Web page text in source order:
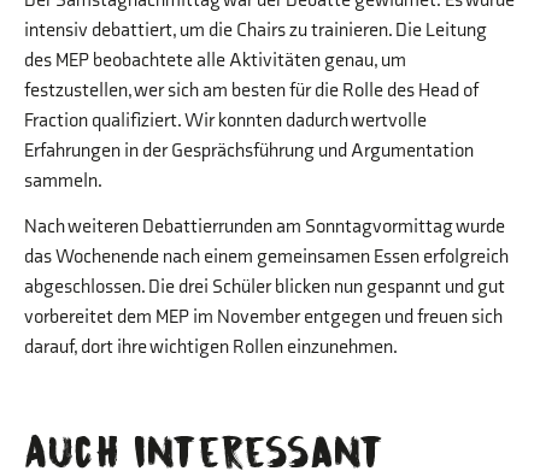
intensiv debattiert, um die Chairs zu trainieren. Die Leitung
des MEP beobachtete alle Aktivitäten genau, um
festzustellen, wer sich am besten für die Rolle des Head of
Fraction qualifiziert. Wir konnten dadurch wertvolle
Erfahrungen in der Gesprächsführung und Argumentation
sammeln.
Nach weiteren Debattierrunden am Sonntagvormittag wurde
das Wochenende nach einem gemeinsamen Essen erfolgreich
abgeschlossen. Die drei Schüler blicken nun gespannt und gut
vorbereitet dem MEP im November entgegen und freuen sich
darauf, dort ihre wichtigen Rollen einzunehmen.
Auch interessant